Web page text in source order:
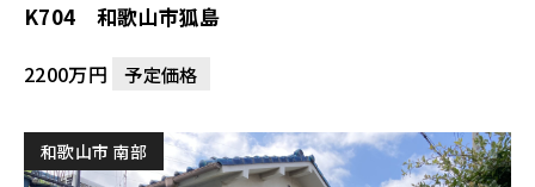
K704 和歌山市狐島
2200万円 予定価格
和歌山市 南部